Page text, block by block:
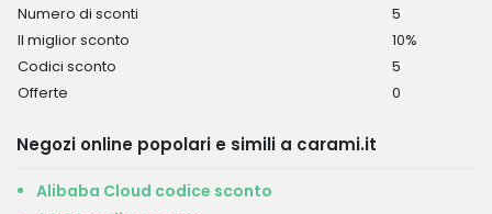
Numero di sconti
5
Il miglior sconto
10%
Codici sconto
5
Offerte
0
Negozi online popolari e simili a carami.it
Alibaba Cloud codice sconto